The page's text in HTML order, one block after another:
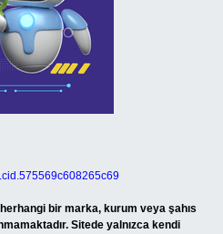
bir marka, kurum veya şahıs
Sitede yalnızca kendi